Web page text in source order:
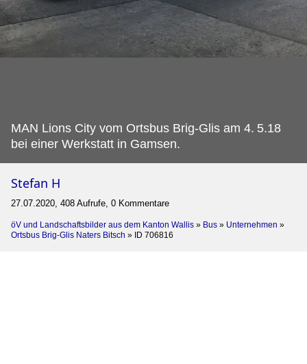
MAN Lions City vom Ortsbus Brig-Glis am 4. 5.18
bei einer Werkstatt in Gamsen.
Stefan H
27.07.2020, 408 Aufrufe, 0 Kommentare
öV und Landschaftsbilder aus dem Kanton Wallis » Bus » Unternehmen »
Ortsbus Brig-Glis Naters Bitsch » ID 706816